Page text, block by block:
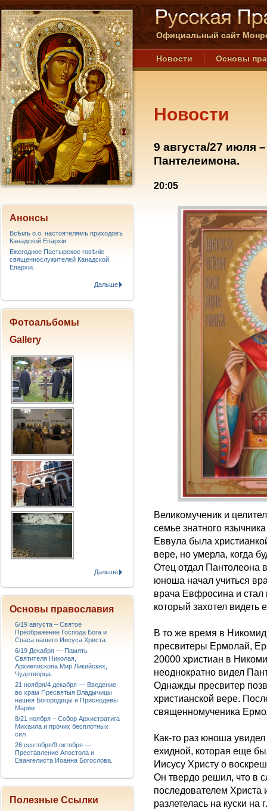
Официальный сайт
Новости Основы
Новости
9 августа/27 июля
Пантелеимона.
20:05
Великомученик и
семье знатного
Еввула была
вере, но умерла, когда
Отец отдал Пантолеона
юноша начал учиться
врача Евфросина и стал
который захотел видеть
В то же время в
пресвитеры Ермолай,
20000 христиан в
неоднократно видел
Однажды пресвитер
христианской вере.
священномученика
Как-то раз юноша
ехидной, которая еще
Иисусу Христу о
Он твердо решил, что в
последователем
разлетелась на куски на
Анонсы
Всѣмъ о.о. настоятелямъ приходовъ
Канадской Епархiи.
Ежегодное Пастырское говѣніе
священнослужителей Канадской
Епархіи.
Дальше
Фотоальбомы
Gallery
Дальше
Основы православия
6/19 августа – Святое
Преображение Господа Бога и
Спаса нашего Иисуса Христа.
6/19 Декабря — Память
Святителя Николая,
Архиепископа Мир Ликийских,
Чудотворца.
21 ноября/4 декабря — Введение
во храм Пресвятыя Владычицы
нашея Богородицы и Приснодевы
Марии
8/21 ноября – Собор Архистратига
Михаила и прочих бесплотных
сил
26 сентября/9 октября —
Преставление Апостола и
Евангелиста Иоанна Богослова.
Полезные Ссылки